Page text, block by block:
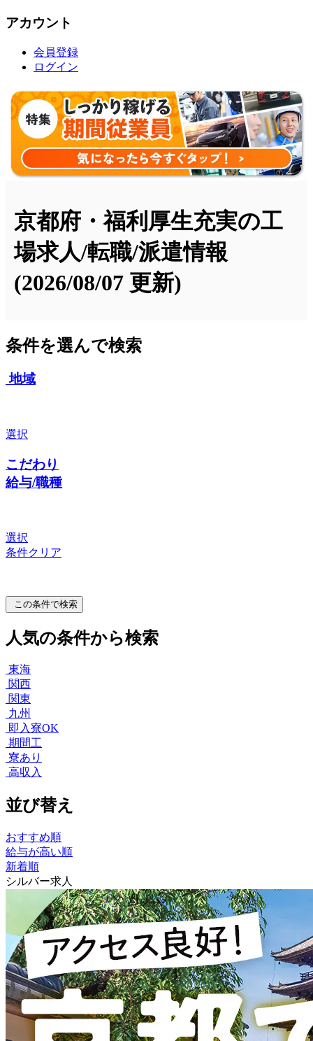
アカウント
会員登録
ログイン
京都府・福利厚生充実の工
場求人/転職/派遣情報
(2026/08/07 更新)
条件を選んで検索
地域
選択
こだわり
給与/職種
選択
条件クリア
この条件で検索
人気の条件から検索
東海
関西
関東
九州
即入寮OK
期間工
寮あり
高収入
並び替え
おすすめ順
給与が高い順
新着順
シルバー求人